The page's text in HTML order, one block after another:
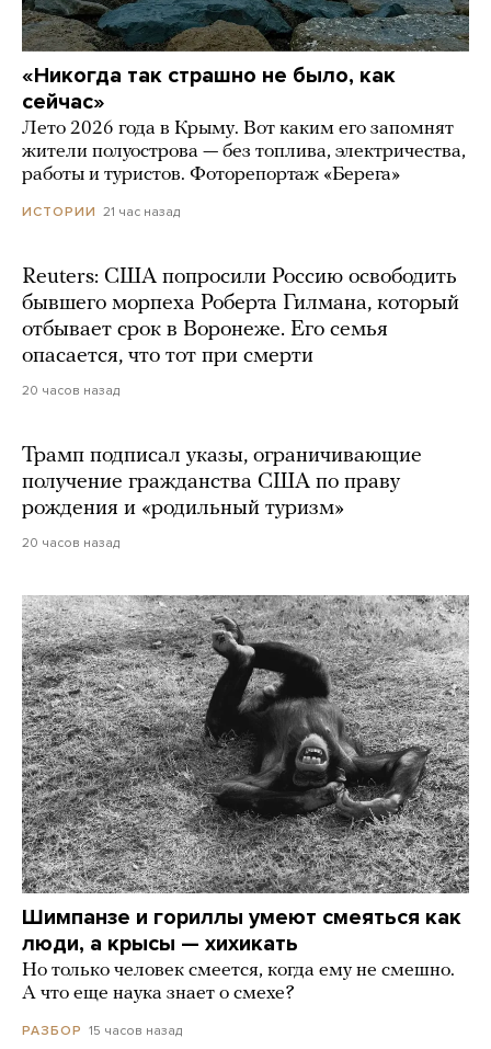
«Никогда так страшно не было, как
сейчас»
Лето 2026 года в Крыму. Вот каким его запомнят
жители полуострова — без топлива, электричества,
работы и туристов. Фоторепортаж «Берега»
ИСТОРИИ 21 час назад
Reuters: США попросили Россию освободить
бывшего морпеха Роберта Гилмана, который
отбывает срок в Воронеже. Его семья
опасается, что тот при смерти
20 часов назад
Трамп подписал указы, ограничивающие
получение гражданства США по праву
рождения и «родильный туризм»
20 часов назад
Шимпанзе и гориллы умеют смеяться как
люди, а крысы — хихикать
Но только человек смеется, когда ему не смешно.
А что еще наука знает о смехе?
РАЗБОР 15 часов назад